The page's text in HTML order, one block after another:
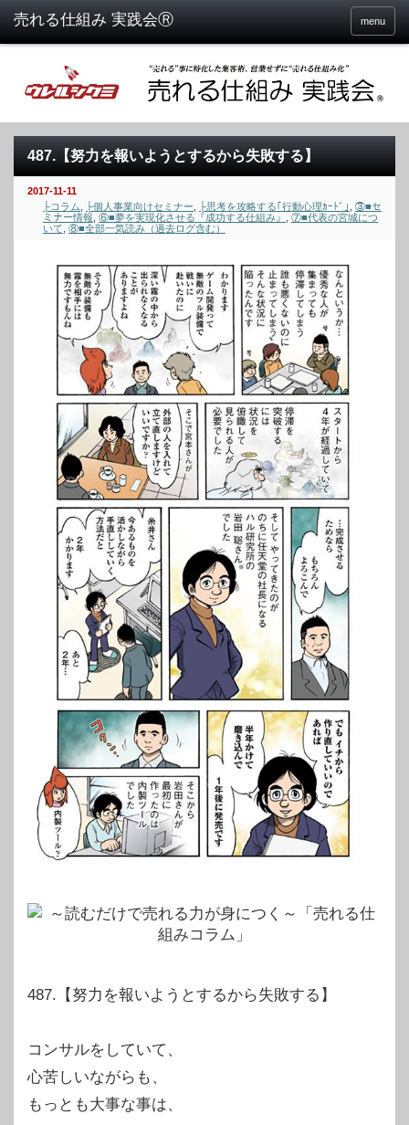
menu
487.【努力を報いようとするから失敗する】
2017-11-11
├コラム
├個人事業向けセミナー ├思考を攻略する｢行動心理ｶｰﾄﾞ｣
③■セ
ミナー情報 ⑥■夢を実現化させる『成功する仕組み』
⑦■代表の宮城につ
いて ⑧■全部一気読み（過去ログ含む）
487.【努力を報いようとするから失敗する】
コンサルをしていて、
心苦しいながらも、
もっとも大事な事は、